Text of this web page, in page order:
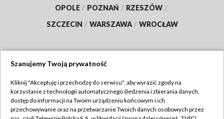
OPOLE / POZNAŃ / RZESZÓW /
SZCZECIN / WARSZAWA / WROCŁAW
TVP
Abonament TVP
Regulamin TVP
Szanujemy Twoją prywatność
Kliknij "Akceptuję i przechodzę do serwisu", aby wyrazić zgody na
korzystanie z technologii automatycznego śledzenia i zbierania danych,
dostęp do informacji na Twoim urządzeniu końcowym i ich
przechowywanie oraz na przetwarzanie Twoich danych osobowych przez